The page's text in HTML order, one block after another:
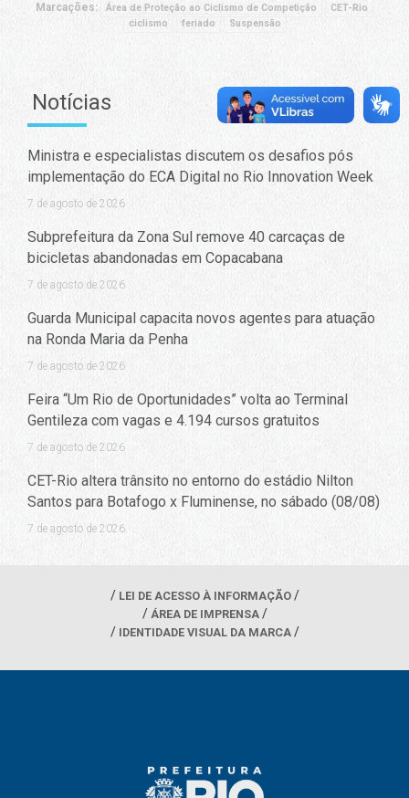
Marcações: Área de Proteção ao Ciclismo de Competição
CET-Rio
ciclismo
feriado Suspensão
Notícias
Ministra e especialistas discutem os desafios pós
implementação do ECA Digital no Rio Innovation Week
7 de agosto de 2026
Subprefeitura da Zona Sul remove 40 carcaças de
bicicletas abandonadas em Copacabana
7 de agosto de 2026
Guarda Municipal capacita novos agentes para atuação
na Ronda Maria da Penha
7 de agosto de 2026
Feira “Um Rio de Oportunidades” volta ao Terminal
Gentileza com vagas e 4.194 cursos gratuitos
7 de agosto de 2026
CET-Rio altera trânsito no entorno do estádio Nilton
Santos para Botafogo x Fluminense, no sábado (08/08)
7 de agosto de 2026
LEI DE ACESSO À INFORMAÇÃO
ÁREA DE IMPRENSA
IDENTIDADE VISUAL DA MARCA